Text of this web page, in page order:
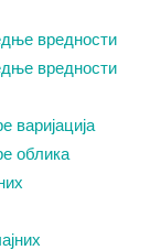
вредности
вредности
варијација
облика